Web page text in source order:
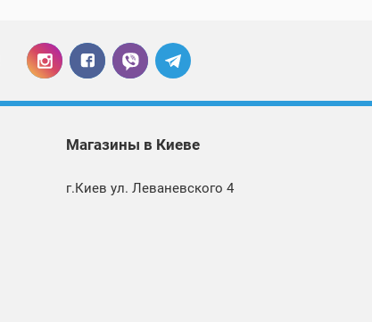
Магазины в Киеве
г.Киев ул. Леваневского 4